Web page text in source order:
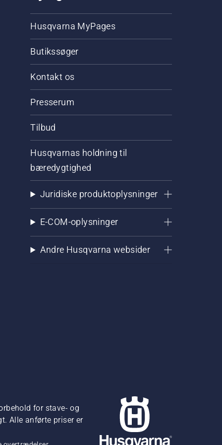
Husqvarna MyPages
Butikssøger
Kontakt os
Presserum
Tilbud
Husqvarnas holdning til
bæredygtighed
Juridiske produktoplysninger
E-COM-oplysninger
Andre Husqvarna websider
for stave- og
Alle anførte priser er